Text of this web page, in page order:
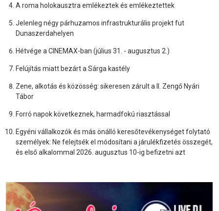
A roma holokausztra emlékeztek és emlékeztettek
Jelenleg négy párhuzamos infrastrukturális projekt fut
Dunaszerdahelyen
Hétvége a CINEMAX-ban (július 31. - augusztus 2.)
Felújítás miatt bezárt a Sárga kastély
Zene, alkotás és közösség: sikeresen zárult a II. Zengő Nyári
Tábor
Forró napok következnek, harmadfokú riasztással
Egyéni vállalkozók és más önálló keresőtevékenységet folytató
személyek: Ne felejtsék el módosítani a járulékfizetés összegét,
és első alkalommal 2026. augusztus 10-ig befizetni azt